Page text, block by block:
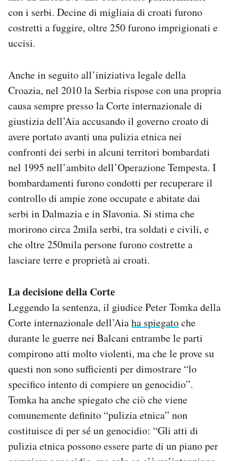
con i serbi. Decine di migliaia di croati furono
costretti a fuggire, oltre 250 furono imprigionati e
uccisi.
Anche in seguito all’iniziativa legale della
Croazia, nel 2010 la Serbia rispose con una propria
causa sempre presso la Corte internazionale di
giustizia dell’Aia accusando il governo croato di
avere portato avanti una pulizia etnica nei
confronti dei serbi in alcuni territori bombardati
nel 1995 nell’ambito dell’Operazione Tempesta. I
bombardamenti furono condotti per recuperare il
controllo di ampie zone occupate e abitate dai
serbi in Dalmazia e in Slavonia. Si stima che
morirono circa 2mila serbi, tra soldati e civili, e
che oltre 250mila persone furono costrette a
lasciare terre e proprietà ai croati.
La decisione della Corte
Leggendo la sentenza, il giudice Peter Tomka della
Corte internazionale dell’Aiaha spiegatoche
durante le guerre nei Balcani entrambe le parti
compirono atti molto violenti, ma che le prove su
questi non sono sufficienti per dimostrare “lo
specifico intento di compiere un genocidio”.
Tomka ha anche spiegato che ciò che viene
comunemente definito “pulizia etnica” non
costituisce di per sé un genocidio: “Gli atti di
pulizia etnica possono essere parte di un piano per